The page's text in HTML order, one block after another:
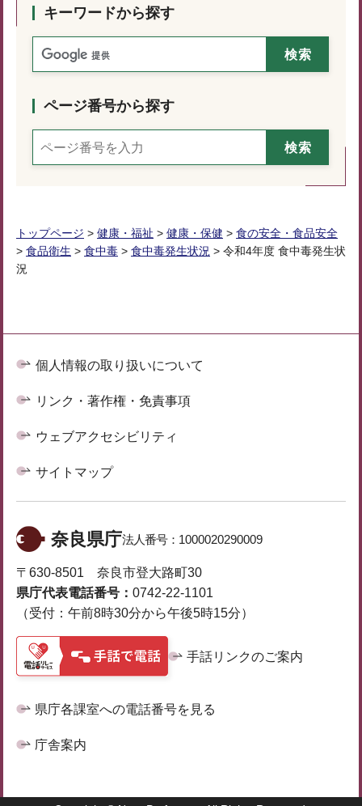
キーワードから探す
ページ番号から探す
トップページ > 健康・福祉 > 健康・保健 > 食の安全・食品安全
> 食品衛生 > 食中毒 > 食中毒発生状況 > 令和4年度 食中毒発生状
況
個人情報の取り扱いについて
リンク・著作権・免責事項
ウェブアクセシビリティ
サイトマップ
奈良県庁法人番号： 1000020290009
〒630-8501 奈良市登大路町30
県庁代表電話番号： 0742-22-1101
（受付：午前8時30分から午後5時15分）
手話リンクのご案内
県庁各課室への電話番号を見る
庁舎案内